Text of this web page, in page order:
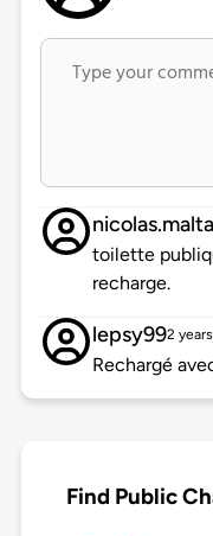
toilette
recharge.
lepsy992
Rechargé
Find Public